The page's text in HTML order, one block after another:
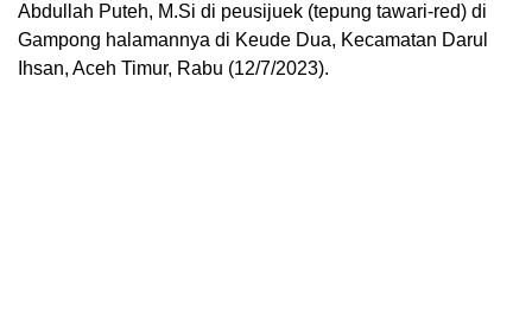
Abdullah Puteh, M.Si di peusijuek (tepung tawari-red) di
Gampong halamannya di Keude Dua, Kecamatan Darul
Ihsan, Aceh Timur, Rabu (12/7/2023).